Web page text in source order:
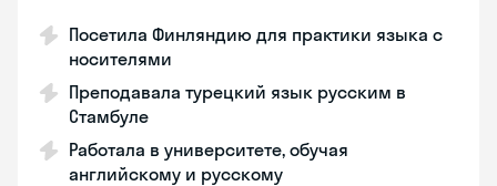
Посетила Финляндию для практики языка с
носителями
Преподавала турецкий язык русским в
Стамбуле
Работала в университете, обучая
английскому и русскому